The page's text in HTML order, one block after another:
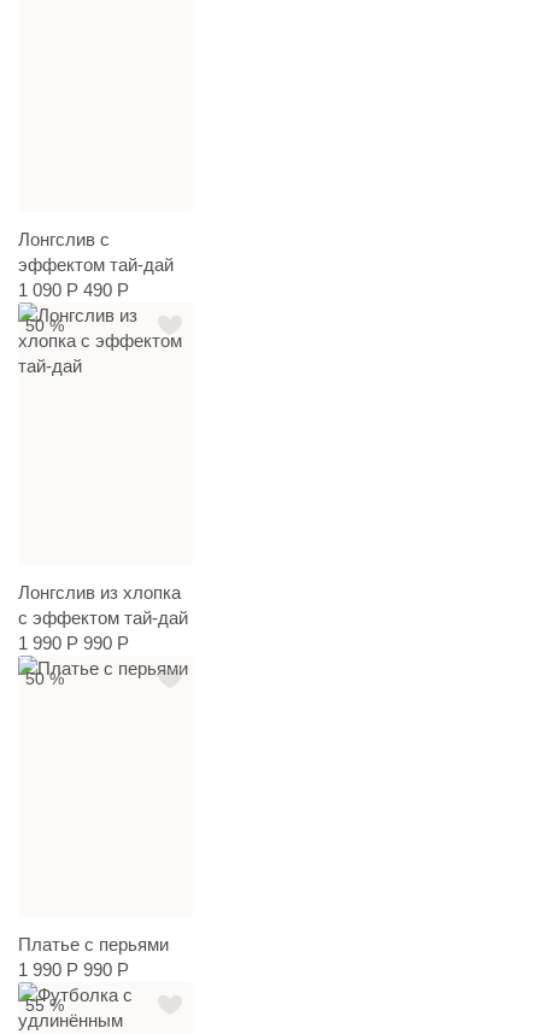
Лонгслив с
эффектом тай-дай
1 090 Р 490 Р
50 %
Лонгслив из хлопка
с эффектом тай-дай
1 990 Р 990 Р
50 %
Платье с перьями
1 990 Р 990 Р
55 %